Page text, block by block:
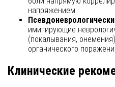
напряжением.
имитирующие
(покалывания,
органического
Клинические